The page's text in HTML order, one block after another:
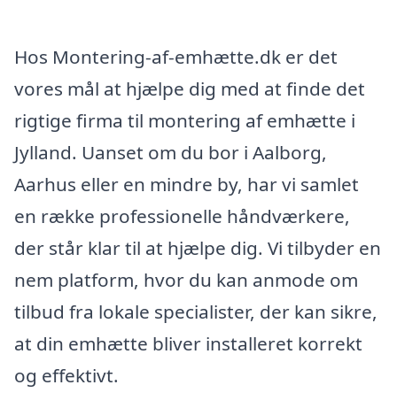
Hos Montering-af-emhætte.dk er det
vores mål at hjælpe dig med at finde det
rigtige firma til montering af emhætte i
Jylland. Uanset om du bor i Aalborg,
Aarhus eller en mindre by, har vi samlet
en række professionelle håndværkere,
der står klar til at hjælpe dig. Vi tilbyder en
nem platform, hvor du kan anmode om
tilbud fra lokale specialister, der kan sikre,
at din emhætte bliver installeret korrekt
og effektivt.